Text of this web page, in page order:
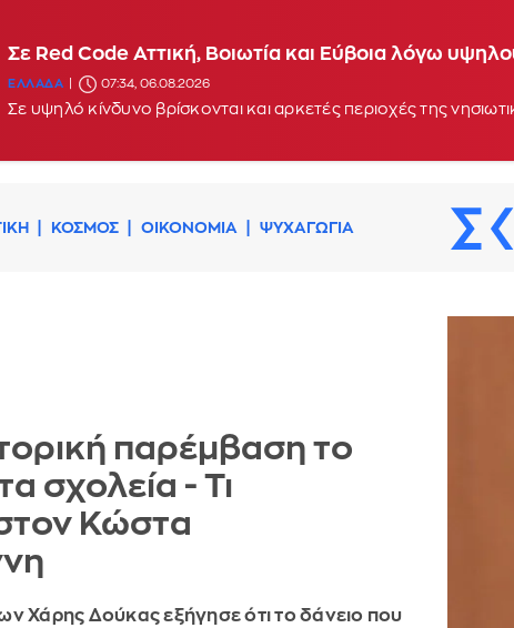
Σε Red Code Αττική, Βοιωτία και Εύβοια λόγω
ΕΛΛΑΔΑ 07:34, 06.08.2026
Σε υψηλό κίνδυνο βρίσκονται και αρκετές περιοχές της
ΚΟΣΜΟΣ ΟΙΚΟΝΟΜΙΑ ΨΥΧΑΓΩΓΙΑ
παρέμβαση το
σχολεία - Τι
Κώστα
Χάρης Δούκας εξήγησε ότι το δάνειο που